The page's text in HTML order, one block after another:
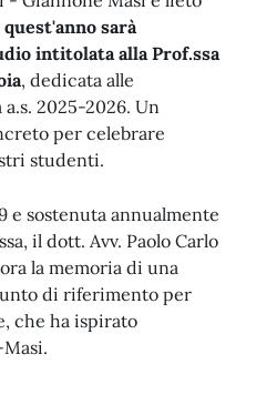
quest'anno sarà
intitolata alla Prof.ssa
, dedicata alle
2025-2026. Un
per celebrare
studenti.
e sostenuta annualmente
il dott. Avv. Paolo Carlo
la memoria di una
di riferimento per
che ha ispirato